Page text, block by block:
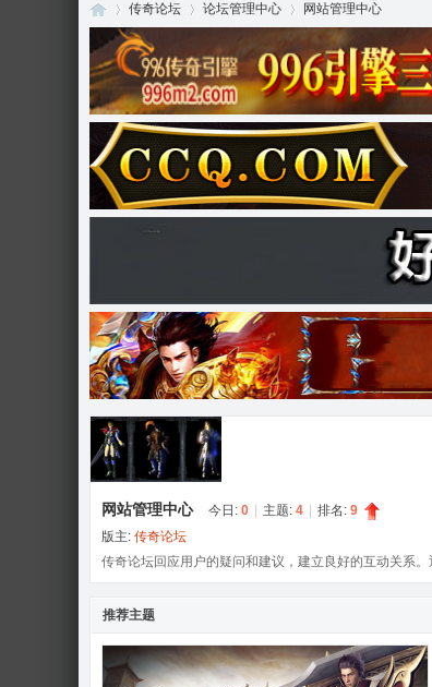
传
奇
论
»
传奇论坛
›
论坛管理中心 网站管理中心
网站管理中心 今日: 0 主题: 4 排名: 9
版主: 传奇论坛
传奇论坛回应用户的疑问和建议，建立良好的互动关系
推荐主题